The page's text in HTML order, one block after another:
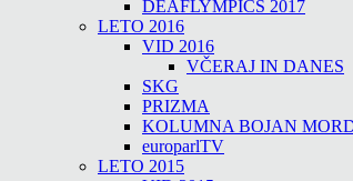
DEAFLYMPICS 2017
LETO 2016
VID 2016
VČERAJ IN DANES
SKG
PRIZMA
KOLUMNA BOJAN
europarlTV
LETO 2015